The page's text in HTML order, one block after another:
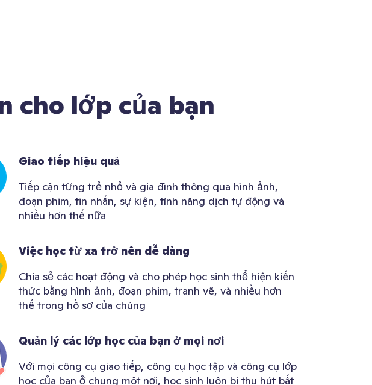
cho lớp của bạn
Giao tiếp hiệu quả
Tiếp cận từng trẻ nhỏ và gia đình thông qua hình ảnh,
đoạn phim, tin nhắn, sự kiện, tính năng dịch tự động và
nhiều hơn thế nữa
Việc học từ xa trở nên dễ dàng
Chia sẻ các hoạt động và cho phép học sinh thể hiện kiến
thức bằng hình ảnh, đoạn phim, tranh vẽ, và nhiều hơn
thế trong hồ sơ của chúng
Quản lý các lớp học của bạn ở mọi nơi
Với mọi công cụ giao tiếp, công cụ học tập và công cụ lớp
học của bạn ở chung một nơi, học sinh luôn bị thu hút bất